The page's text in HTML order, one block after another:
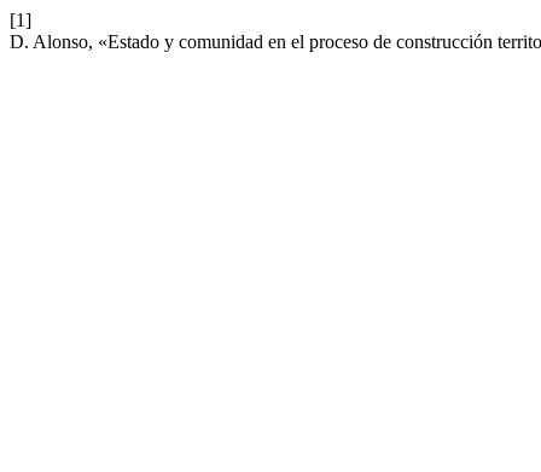
[1]
D. Alonso, «Estado y comunidad en el proceso de construcción